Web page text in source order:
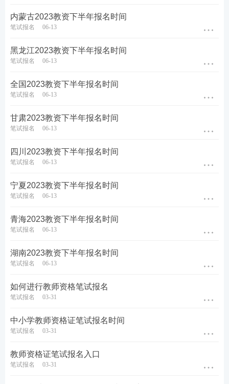
二、时间安排
(二)审核时间：
(审核未通过
的考生重新提交报名信息和审核截止时间：7月11日1
7：00)。
(三)交费时间：7月7日8:00至12日24:00。
(五)报名信息更正申请截止时间：9月12日17:00。
(六)考试时间：9月16日。
三、报名须知
笔试报名流程见附件1。
所有考生笔试报名时须先注册。考生通过电脑浏览器
输入网址http://ntce.neea.edu.cn登录“中小学教师资格
考试”网站“报名系统→广西”(以下简称报名系统)，输
入本人手机号码，获取短信验证码进行注册。
每个手机号码只能注册1次，如考生手机没有收到短信
内蒙古2023教资下半年报名时间
笔试报名 06-13
黑龙江2023教资下半年报名时间
笔试报名 06-13
全国2023教资下半年报名时间
笔试报名 06-13
甘肃2023教资下半年报名时间
笔试报名 06-13
四川2023教资下半年报名时间
笔试报名 06-13
宁夏2023教资下半年报名时间
笔试报名 06-13
青海2023教资下半年报名时间
笔试报名 06-13
湖南2023教资下半年报名时间
笔试报名 06-13
如何进行教师资格笔试报名
笔试报名 03-31
中小学教师资格证笔试报名时间
笔试报名 03-31
教师资格证笔试报名入口
笔试报名 03-31